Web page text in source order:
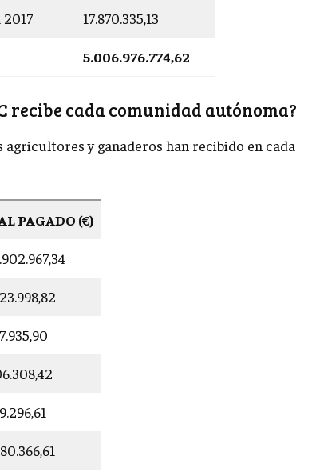
17.870.335,13
5.006.976.774,62
recibe cada comunidad autónoma?
agricultores y ganaderos han recibido en cada
PAGADO (€)